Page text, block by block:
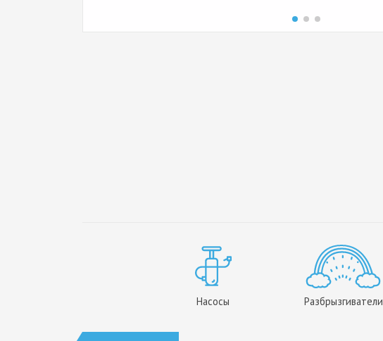
Насосы Разбрызгиватели